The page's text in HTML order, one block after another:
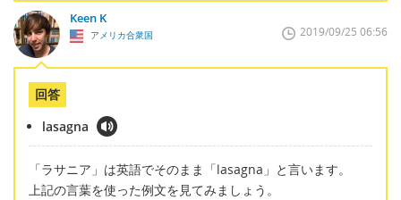
Keen K
アメリカ合衆国 2019/09/25 06:56
回答
lasagna
「ラサニア」は英語でそのまま「lasagna」と言います。
上記の言葉を使った例文を見てみましょう。